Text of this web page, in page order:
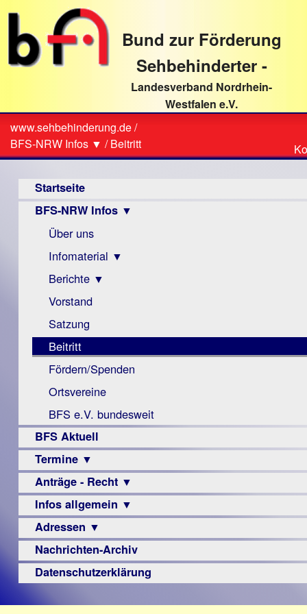
direkt
Textinhalt
Bund zur Förderung
Sehbehinderter -
Landesverband Nordrhein-
Westfalen e.V.
Sie
sind
hier
www.sehbehinderung.de/
BFS-NRW Infos ▼ /Beitritt
Startseite
BFS-NRW Infos ▼
Über uns
Infomaterial ▼
Visus
Zeitschrift
Monokular
Mac
Instagram-
Links
Berichte ▼
Archiv
Berichte
Vorstand
Satzung
Beitritt
Fördern/Spenden
Ortsvereine
BFS e.V. bundesweit
BFS Aktuell
Termine ▼
Veranstaltungsprogramme
Anträge - Recht ▼
Archiv
Urteile
Infos allgemein ▼
Sehbehinderung
Frühförderung
Schule
–
Adressen ▼
Augenoptiker
Berufsbildungswerke
Nachrichten-Archiv
Datenschutzerklärung